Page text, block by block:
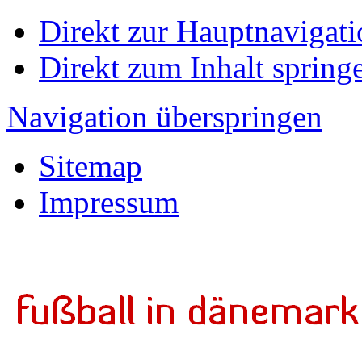
Direkt zur
Direkt zum Inhalt
Navigation überspringen
Sitemap
Impressum